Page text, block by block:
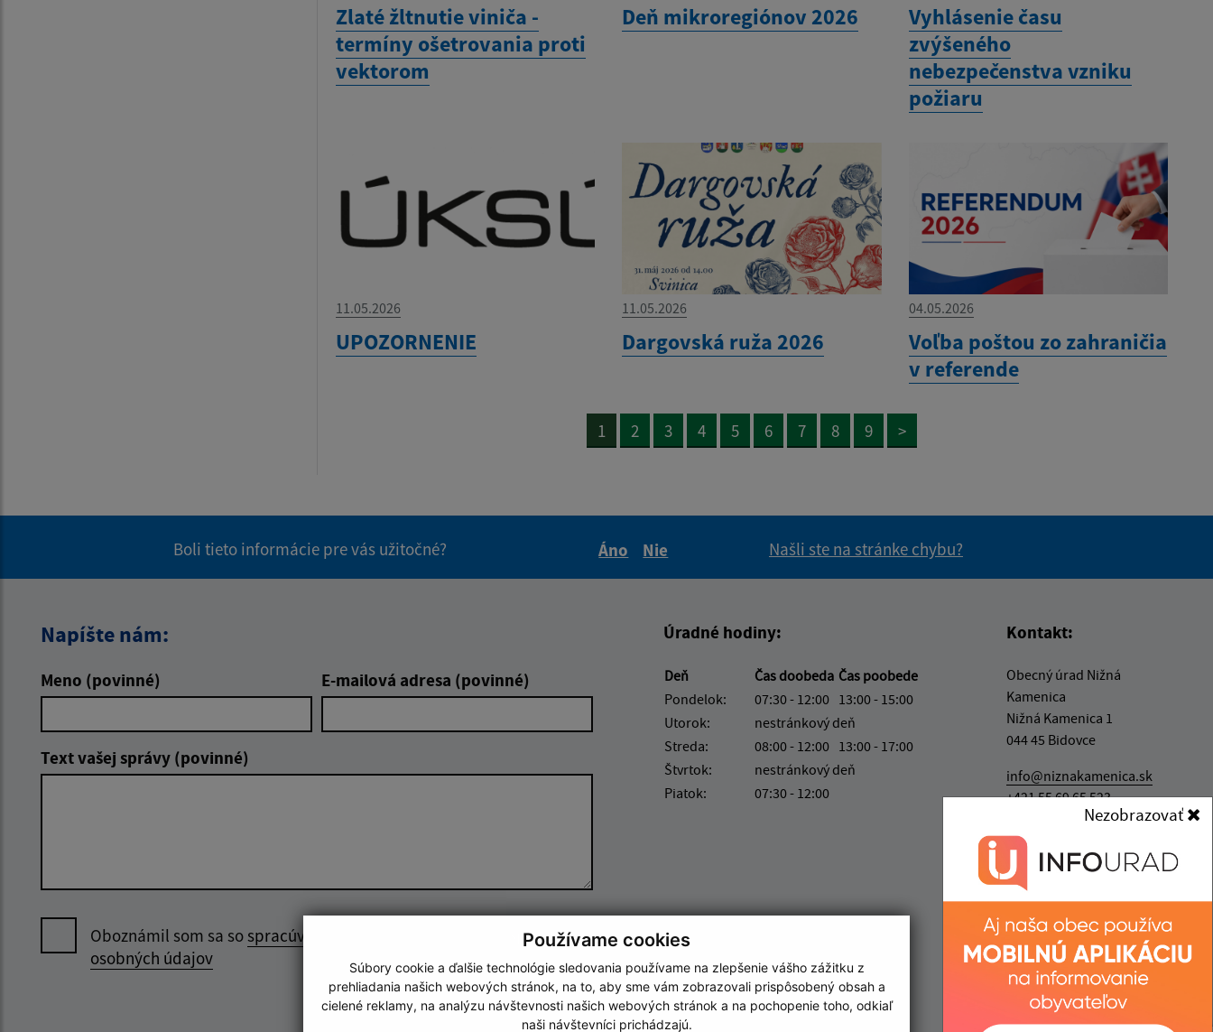
Používame cookies
Súbory cookie a ďalšie technológie sledovania používame na zlepšenie vášho zážitku z
prehliadania našich webových stránok, na to, aby sme vám zobrazovali prispôsobený obsah a
cielené reklamy, na analýzu návštevnosti našich webových stránok a na pochopenie toho, odkiaľ
naši návštevníci prichádzajú.
Nezobrazovať
Zlaté žltnutie viniča -
termíny ošetrovania proti
vektorom
Deň mikroregiónov 2026
Vyhlásenie času
zvýšeného
nebezpečenstva vzniku
požiaru
11.05.2026
UPOZORNENIE
11.05.2026
Dargovská ruža 2026
04.05.2026
Voľba poštou zo zahraničia
v referende
1 2 3 4 5 6 7 8 9 >
Boli tieto informácie pre vás užitočné?
Áno
Nie
Našli ste na stránke chybu?
Napíšte nám:
Meno (povinné) E-mailová adresa (povinné)
Text vašej správy (povinné)
Oboznámil som sa sospracúvaním
osobných údajov
Odoslať správu
Úradné hodiny:
Deň Čas doobeda Čas poobede
Pondelok:
07:30 - 12:00 13:00 - 15:00
Utorok:
nestránkový deň
Streda:
08:00 - 12:00 13:00 - 17:00
Štvrtok:
nestránkový deň
Piatok:
07:30 - 12:00
Kontakt:
Obecný úrad Nižná
Kamenica
Nižná Kamenica 1
044 45 Bidovce
info@niznakamenica.sk
+421 55 69 65 523
IČO: 00 324 485